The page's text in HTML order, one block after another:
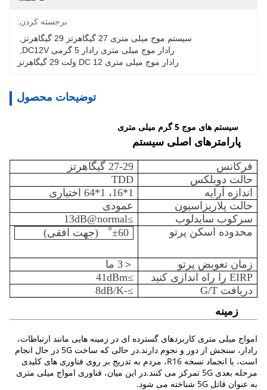
برجسته کردن:
سیستم موج میلی متری 27 گیگاهرتز 29 گیگاهرتز
رادار موج میلی متری رادار 5 گرمی DC12V
رادار موج میلی متری DC 12 ولت 29 گیگاهرتز
توضیحات محصول
سیستم های موج 5 گرم میلی متری
پارامترهای اصلی سیستم
فرکانس
27-29 گیگاهرتز
حالت دوبلکس
TDD
اندازه آرایه
1*16، 1*64 اختیاری
حالت پلاریزاسیون
عمودی
سرکوب سایدلوب
≥13dB@normal
محدوده اسکن پرتو
±60︒ (جهت افقی)
زمان تعویض پرتو
＜3 ما
EIRP را راه اندازی کنید
≥41dBm
دریافت G/T
≥-8dB/K
زمینه
امواج میلی متری کاربردهای گسترده ای در زمینه هایی مانند ارتباطات،
رادار، سنجش از دور و نجوم دارند.در حالی که ساخت 5G در حال انجام
است، با انجماد نسخه R16، مردم به تدریج بر روی فناوری های کلیدی
مرحله بعدی 5G تمرکز می کنند.در این میان، فناوری امواج میلی متری
به عنوان قاتل 5G شناخته می شود.